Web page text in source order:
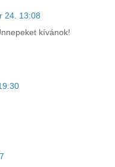
24. 13:08
kívánok!